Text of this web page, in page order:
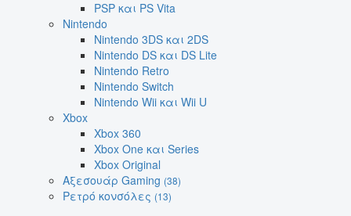
PSP και PS Vita
Nintendo
Nintendo 3DS και 2DS
Nintendo DS και DS Lite
Nintendo Retro
Nintendo Switch
Nintendo Wii και Wii U
Xbox
Xbox 360
Xbox One και Series
Xbox Original
Αξεσουάρ Gaming (38)
Ρετρό κονσόλες (13)